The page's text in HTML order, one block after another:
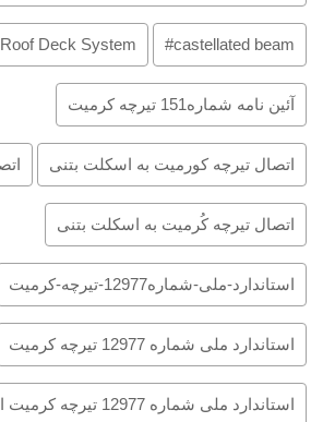
castellated beam#
Deck System
آئین نامه شماره151 تیرچه کرمیت
اتصال تیرچه کورمیت به اسکلت بتنی
اتصال تیرچه کُرمیت به اسکلت بتنی
استاندارد-ملی-شماره12977-تیرچه-کرمیت
استاندارد ملی شماره 12977 تیرچه کرمیت
استاندارد ملی شماره